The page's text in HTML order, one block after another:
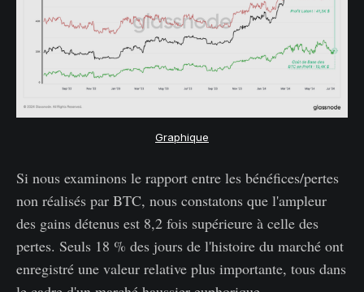
Graphique
Si nous examinons le rapport entre les bénéfices/pertes
non réalisés par BTC, nous constatons que l'ampleur
des gains détenus est 8,2 fois supérieure à celle des
pertes. Seuls 18 % des jours de l'histoire du marché ont
enregistré une valeur relative plus importante, tous dans